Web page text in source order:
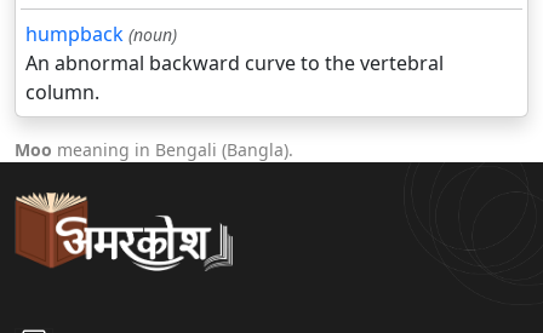
humpback (noun)
An abnormal backward curve to the vertebral
column.
Moo meaning in Bengali (Bangla).